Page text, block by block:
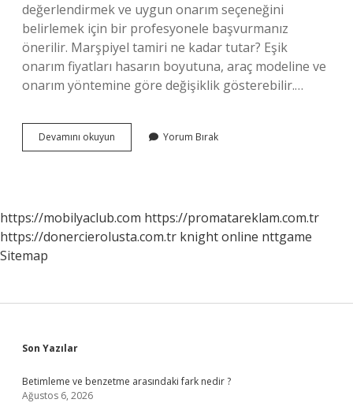
değerlendirmek ve uygun onarım seçeneğini
belirlemek için bir profesyonele başvurmanız
önerilir. Marşpiyel tamiri ne kadar tutar? Eşik
onarım fiyatları hasarın boyutuna, araç modeline ve
onarım yöntemine göre değişiklik gösterebilir.…
Devamını okuyun Marşpiyel
Göçüğü
Yorum Bırak
https://mobilyaclub.com https://promatareklam.com.tr
https://donercierolusta.com.tr knight online nttgame
Sitemap
Sidebar
Son Yazılar
Betimleme ve benzetme arasındaki fark nedir ?
Ağustos 6, 2026